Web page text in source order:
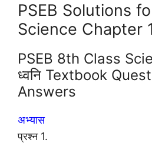
PSEB Solutions
Science Chapter
PSEB 8th Class
ध्वनि Textbook
Answers
अभ्यास
प्रश्न 1.